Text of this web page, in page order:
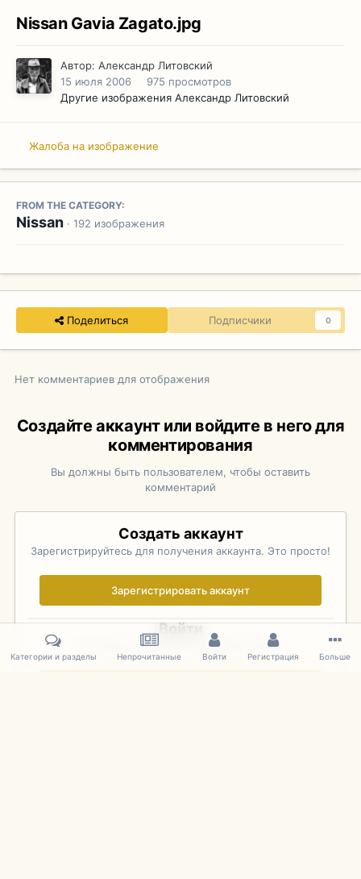
Nissan Gavia Zagato.jpg
Автор: Александр Литовский
15 июля 2006
975 просмотров
Другие изображения Александр Литовский
Жалоба на изображение
FROM THE CATEGORY:
Nissan · 192 изображения
Поделиться Подписчики 0
Нет комментариев для отображения
Создайте аккаунт или войдите в него для
комментирования
Вы должны быть пользователем, чтобы оставить
комментарий
Создать аккаунт
Зарегистрируйтесь для получения аккаунта. Это просто!
Зарегистрировать аккаунт
Войти
Уже зарегистрированы? Войдите здесь.
Категории и разделы Непрочитанные Войти Регистрация Больше